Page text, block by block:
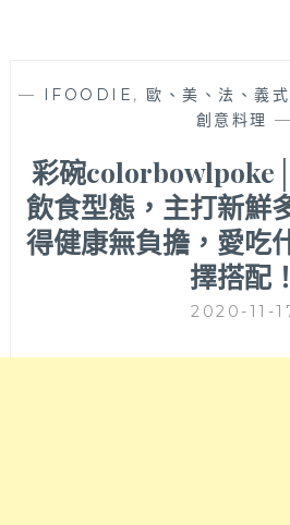
— IFOODIE ,歐、美、法、義
創意料理 —
彩碗
飲食型態，主打新鮮
得健康無負擔，愛吃
擇搭配！
2020-11-